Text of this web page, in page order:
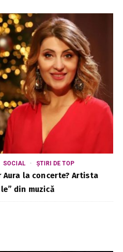
SOCIAL ȘTIRI DE TOP
la concerte? Artista
din muzică